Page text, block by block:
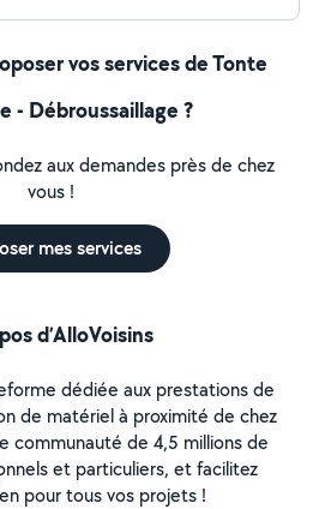
vos services de Tonte
- Débroussaillage ?
aux demandes près de chez
vous !
mes services
d’AlloVoisins
dédiée aux prestations de
de matériel à proximité de chez
communauté de 4,5 millions de
et particuliers, et facilitez
pour tous vos projets !